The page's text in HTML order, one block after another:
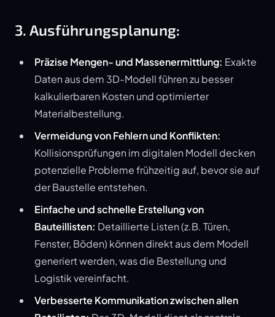
3. Ausführungsplanung:
Präzise Mengen- und Massenermittlung: Exakte
Daten aus dem 3D-Modell führen zu besser
kalkulierbaren Kosten und optimierter
Materialbestellung.
Vermeidung von Fehlern und Konflikten:
Kollisionsprüfungen im digitalen Modell decken
potenzielle Probleme frühzeitig auf, bevor sie auf
der Baustelle entstehen.
Einfache und schnelle Erstellung von
Bauteillisten: Detaillierte Listen (z.B. Türen,
Fenster, Böden) können direkt aus dem Modell
generiert werden, was die Bestellung und
Logistik vereinfacht.
Verbesserte Kommunikation zwischen allen